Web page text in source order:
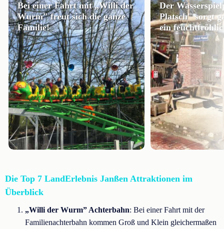
Bei einer Fahrt mit „Willi der
Wurm" freut sich die ganze
Familie!
Der
Platsch" sorgt
ein
Die Top 7 LandErlebnis Janßen Attraktionen im
Überblick
„Willi der Wurm” Achterbahn: Bei einer Fahrt mit der
Familienachterbahn kommen Groß und Klein gleichermaßen